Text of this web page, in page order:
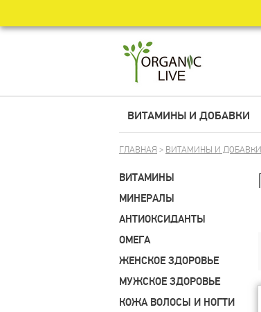
ВИТАМИНЫ И ДОБАВКИ
ГЛАВНАЯ > ВИТАМИНЫ И ДОБАВКИ
ВИТАМИНЫ
МИНЕРАЛЫ
АНТИОКСИДАНТЫ
ОМЕГА
ЖЕНСКОЕ ЗДОРОВЬЕ
МУЖСКОЕ ЗДОРОВЬЕ
КОЖА ВОЛОСЫ И НОГТИ